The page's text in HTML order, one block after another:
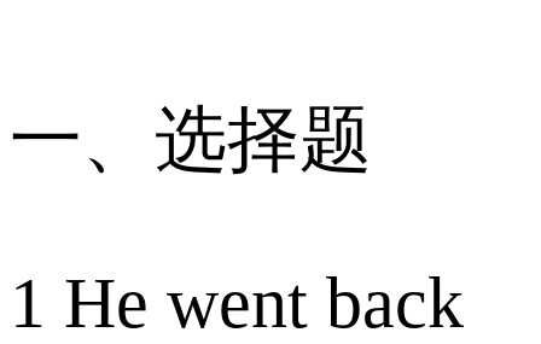
一、选择题
1 He went back